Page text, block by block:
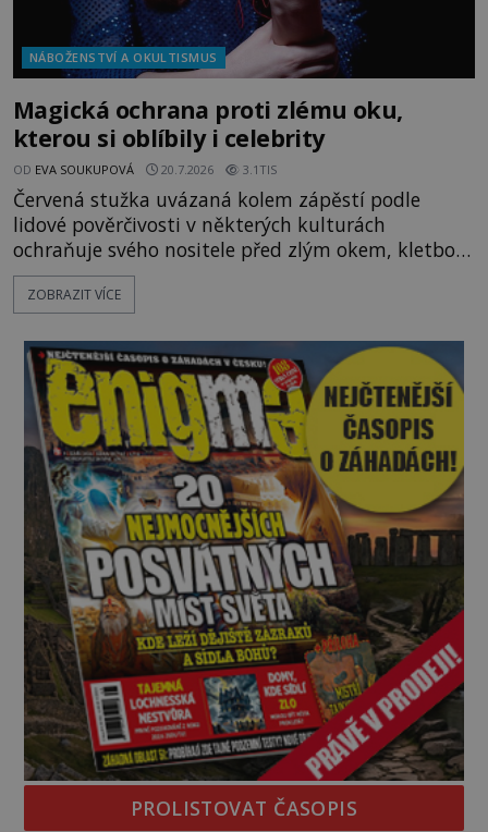
NÁBOŽENSTVÍ A OKULTISMUS
Magická ochrana proti zlému oku,
kterou si oblíbily i celebrity
OD EVA SOUKUPOVÁ 20.7.2026 3.1TIS
Červená stužka uvázaná kolem zápěstí podle
lidové pověrčivosti v některých kulturách
ochraňuje svého nositele před zlým okem, kletbou,
která může přivodit neštěstí či nemoc. S tímto
nenápadným symbolem magické ochrany lze
nebo Leonarda DiCapria. Na Blízkém východě a v
židovských komunitách po celém světě, je
ZOBRAZIT VÍCE
PROLISTOVAT ČASOPIS